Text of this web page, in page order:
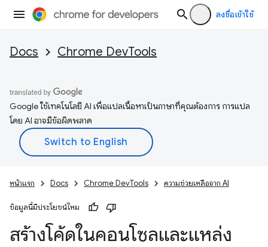
ลงชื่อเข้าใช้
Docs Chrome DevTools
Google ใช้เทคโนโลยี AI เพื่อแปลเนื้อหาเป็นภาษาที่คุณต้องการ การแปล
โดย AI อาจมีข้อผิดพลาด
หน้าแรก Docs Chrome DevTools ความช่วยเหลือจาก AI
ข้อมูลนี้มีประโยชน์ไหม
สร้างโค้ดในคอนโซลและแหล่ง